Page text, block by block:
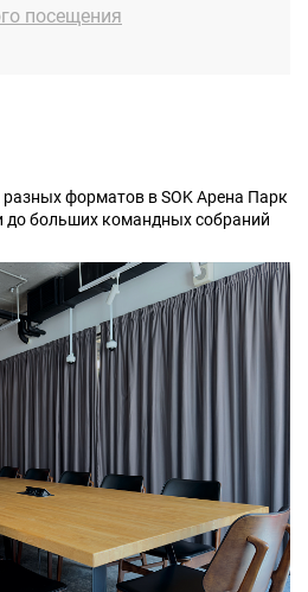
посещения
форматов в SOK Арена Парк
до больших командных собраний